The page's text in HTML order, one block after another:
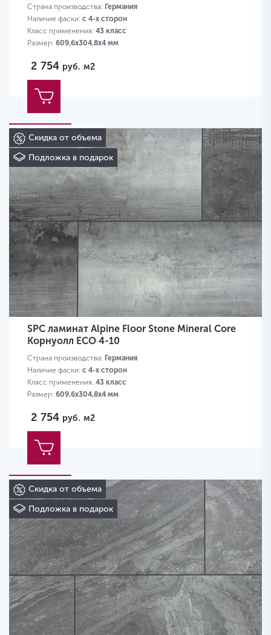
Страна производства: Германия
Наличие фаски: с 4-х сторон
Класс применения: 43 класс
Размер: 609,6х304,8х4 мм
2 754 руб. м2
Скидка от объема
Подложка в подарок
SPC ламинат Alpine Floor Stone Mineral Core
Корнуолл ECO 4-10
Страна производства: Германия
Наличие фаски: с 4-х сторон
Класс применения: 43 класс
Размер: 609,6х304,8х4 мм
2 754 руб. м2
Скидка от объема
Подложка в подарок